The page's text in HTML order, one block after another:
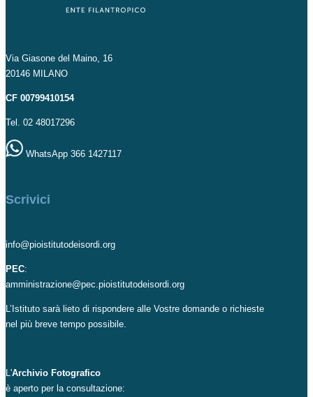
Via Giasone del Maino, 16
20146 MILANO
CF 00799410154
Tel. 02 48017296
WhatsApp 366 1427117
Scrivici
info@pioistitutodeisordi.org
PEC:
amministrazione@pec.pioistitutodeisordi.org
L’Istituto sarà lieto di rispondere alle Vostre domande o richieste
nel più breve tempo possibile.
L'Archivio Fotografico
è aperto per la consultazione: